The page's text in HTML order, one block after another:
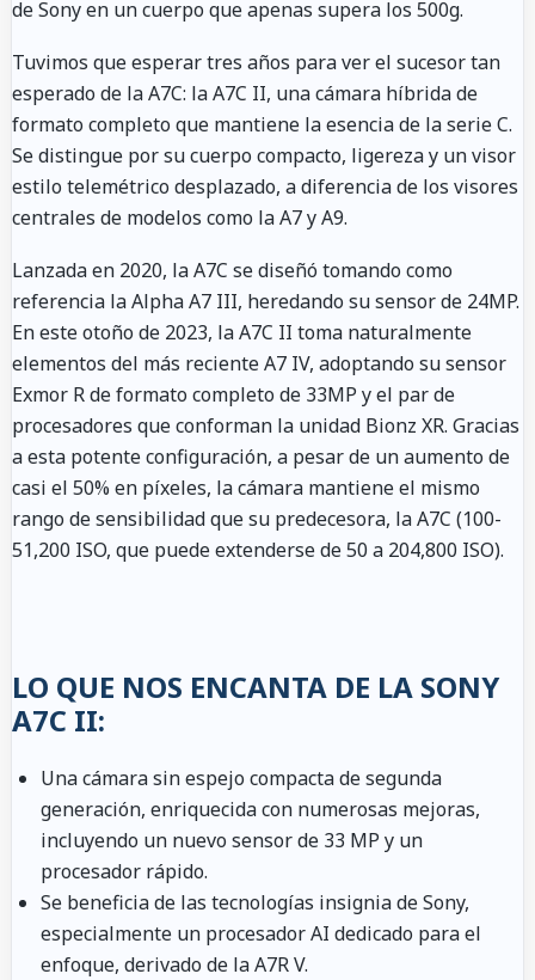
de Sony en un cuerpo que apenas supera los 500g.
Tuvimos que esperar tres años para ver el sucesor tan
esperado de la A7C: la A7C II, una cámara híbrida de
formato completo que mantiene la esencia de la serie C.
Se distingue por su cuerpo compacto, ligereza y un visor
estilo telemétrico desplazado, a diferencia de los visores
centrales de modelos como la A7 y A9.
Lanzada en 2020, la A7C se diseñó tomando como
referencia la Alpha A7 III, heredando su sensor de 24MP.
En este otoño de 2023, la A7C II toma naturalmente
elementos del más reciente A7 IV, adoptando su sensor
Exmor R de formato completo de 33MP y el par de
procesadores que conforman la unidad Bionz XR. Gracias
a esta potente configuración, a pesar de un aumento de
casi el 50% en píxeles, la cámara mantiene el mismo
rango de sensibilidad que su predecesora, la A7C (100-
51,200 ISO, que puede extenderse de 50 a 204,800 ISO).
LO QUE NOS ENCANTA DE LA SONY
A7C II:
Una cámara sin espejo compacta de segunda
generación, enriquecida con numerosas mejoras,
incluyendo un nuevo sensor de 33 MP y un
procesador rápido.
Se beneficia de las tecnologías insignia de Sony,
especialmente un procesador AI dedicado para el
enfoque, derivado de la A7R V.